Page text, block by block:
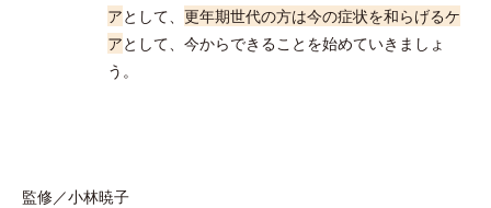
アとして、更年期世代の方は今の症状を和らげるケ
アとして、今からできることを始めていきましょ
う。
監修／小林暁子